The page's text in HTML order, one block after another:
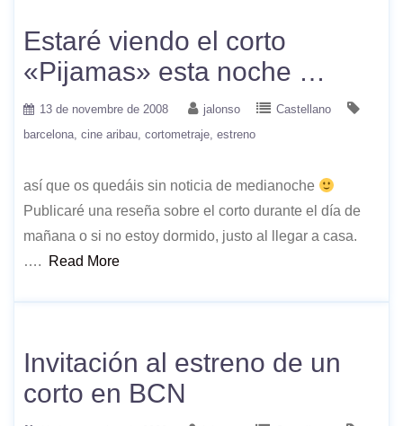
Estaré viendo el corto
«Pijamas» esta noche …
13 de novembre de 2008 jalonso
Castellano
barcelona cine aribau cortometraje estreno
así que os quedáis sin noticia de medianoche
Publicaré una reseña sobre el corto durante el día de
mañana o si no estoy dormido, justo al llegar a casa.
….
Read More
Invitación al estreno de un
corto en BCN